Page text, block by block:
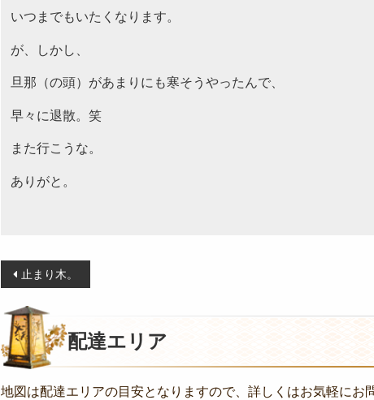
いつまでもいたくなります。
が、しかし、
旦那（の頭）があまりにも寒そうやったんで、
早々に退散。笑
また行こうな。
ありがと。
投
稿
ナ
ビ
ゲ
ー
止まり木。
配達エリア
地図は配達エリアの目安となりますので、詳しくはお気軽にお